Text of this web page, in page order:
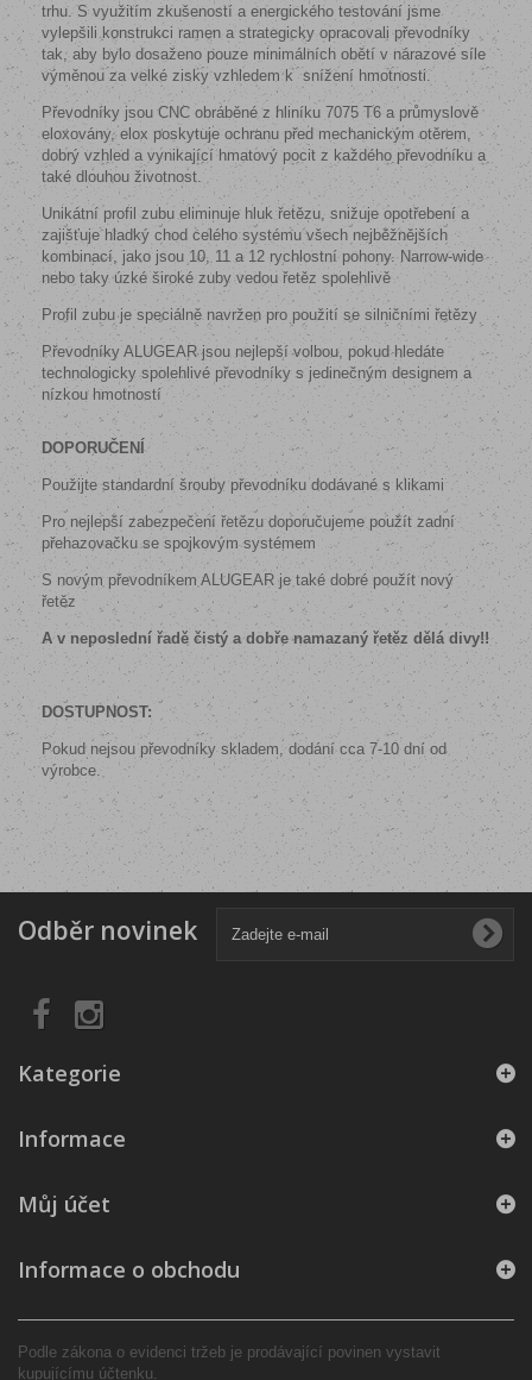
trhu. S využitím zkušeností a energického testování jsme
vylepšili konstrukci ramen a strategicky opracovali převodníky
tak, aby bylo dosaženo pouze minimálních obětí v nárazové síle
výměnou za velké zisky vzhledem k snížení hmotnosti.
Převodníky jsou CNC obráběné z hliníku 7075 T6 a průmyslově
eloxovány, elox poskytuje ochranu před mechanickým otěrem,
dobrý vzhled a vynikající hmatový pocit z každého převodníku a
také dlouhou životnost.
Unikátní profil zubu eliminuje hluk řetězu, snižuje opotřebení a
zajišťuje hladký chod celého systému všech nejběžnějších
kombinací, jako jsou 10, 11 a 12 rychlostní pohony. Narrow-wide
nebo taky úzké široké zuby vedou řetěz spolehlivě
Profil zubu je speciálně navržen pro použití se silničními řetězy
Převodníky ALUGEAR jsou nejlepší volbou, pokud hledáte
technologicky spolehlivé převodníky s jedinečným designem a
nízkou hmotností
DOPORUČENÍ
Použijte standardní šrouby převodníku dodávané s klikami
Pro nejlepší zabezpečení řetězu doporučujeme použít zadní
přehazovačku se spojkovým systémem
S novým převodníkem ALUGEAR je také dobré použít nový
řetěz
A v neposlední řadě čistý a dobře namazaný řetěz dělá divy!!
DOSTUPNOST:
Pokud nejsou převodníky skladem, dodání cca 7-10 dní od
výrobce.
Odběr novinek
Kategorie
Informace
Můj účet
Informace o obchodu
Podle zákona o evidenci tržeb je prodávající povinen vystavit
kupujícímu účtenku.